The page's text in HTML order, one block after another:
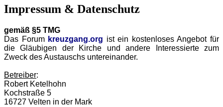
Impressum & Datenschutz
gemäß §5 TMG
Das Forum kreuzgang.org ist ein kostenloses Angebot für
die Gläubigen der Kirche und andere Interessierte zum
Zweck des Austauschs untereinander.
Betreiber:
Robert Ketelhohn
Kochstraße 5
16727 Velten in der Mark